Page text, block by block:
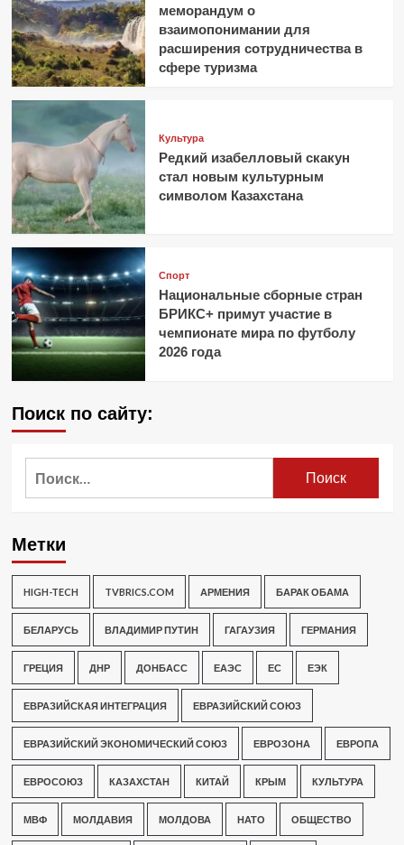
меморандум о
взаимопонимании для
расширения сотрудничества в
сфере туризма
Культура
Редкий изабелловый скакун
стал новым культурным
символом Казахстана
Спорт
Национальные сборные стран
БРИКС+ примут участие в
чемпионате мира по футболу
2026 года
Поиск по сайту:
Метки
HIGH-TECH TVBRICS.COM АРМЕНИЯ БАРАК ОБАМА
БЕЛАРУСЬ ВЛАДИМИР ПУТИН ГАГАУЗИЯ ГЕРМАНИЯ
ГРЕЦИЯ ДНР ДОНБАСС ЕАЭС ЕС ЕЭК
ЕВРАЗИЙСКАЯ ИНТЕГРАЦИЯ ЕВРАЗИЙСКИЙ СОЮЗ
ЕВРАЗИЙСКИЙ ЭКОНОМИЧЕСКИЙ СОЮЗ ЕВРОЗОНА ЕВРОПА
ЕВРОСОЮЗ КАЗАХСТАН КИТАЙ КРЫМ КУЛЬТУРА
МВФ МОЛДАВИЯ МОЛДОВА НАТО ОБЩЕСТВО